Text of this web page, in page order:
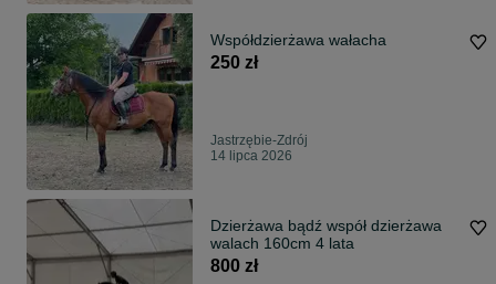
Współdzierżawa wałacha
250 zł
Jastrzębie-Zdrój
14 lipca 2026
Dzierżawa bądź współ dzierżawa
walach 160cm 4 lata
800 zł